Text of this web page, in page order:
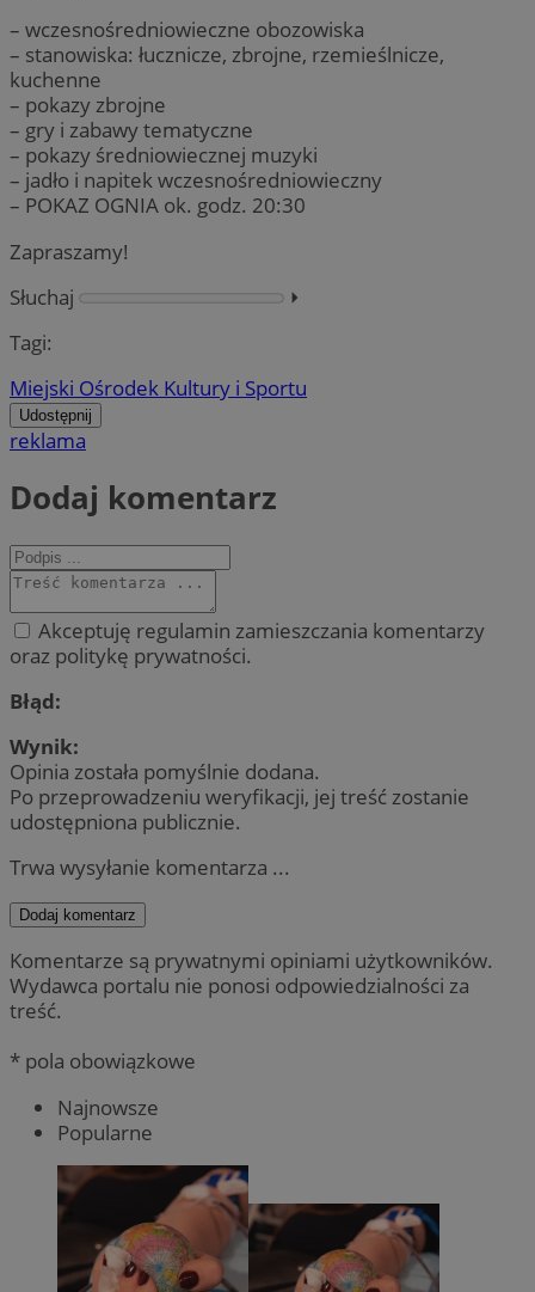
– wczesnośredniowieczne obozowiska
– stanowiska: łucznicze, zbrojne, rzemieślnicze,
kuchenne
– pokazy zbrojne
– gry i zabawy tematyczne
– pokazy średniowiecznej muzyki
– jadło i napitek wczesnośredniowieczny
– POKAZ OGNIA ok. godz. 20:30
Zapraszamy!
Słuchaj
⏵︎
Tagi:
Miejski Ośrodek Kultury i Sportu
Udostępnij
reklama
Dodaj komentarz
Akceptuję regulamin zamieszczania komentarzy
oraz politykę prywatności.
Błąd:
Wynik:
Opinia została pomyślnie dodana.
Po przeprowadzeniu weryfikacji, jej treść zostanie
udostępniona publicznie.
Trwa wysyłanie komentarza ...
Dodaj komentarz
Komentarze są prywatnymi opiniami użytkowników.
Wydawca portalu nie ponosi odpowiedzialności za
treść.
* pola obowiązkowe
Najnowsze
Popularne